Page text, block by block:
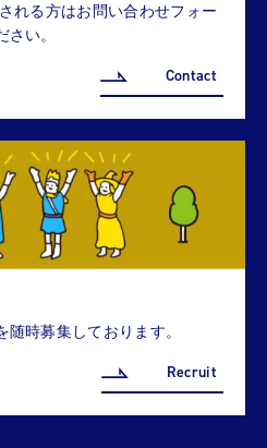
れる方はお問い合わせフォー
い。
Contact
時募集しております。
Recruit